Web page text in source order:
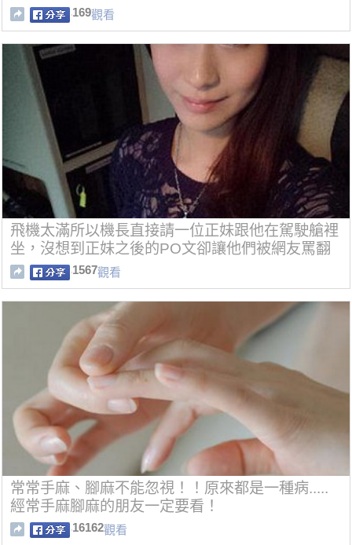
169觀看
飛機太滿所以機長直接請一位正妹跟他在駕駛艙裡
坐，沒想到正妹之後的PO文卻讓他們被網友罵翻
了。
1567觀看
常常手麻、腳麻不能忽視！！原來都是一種病.....
經常手麻腳麻的朋友一定要看！
16162觀看